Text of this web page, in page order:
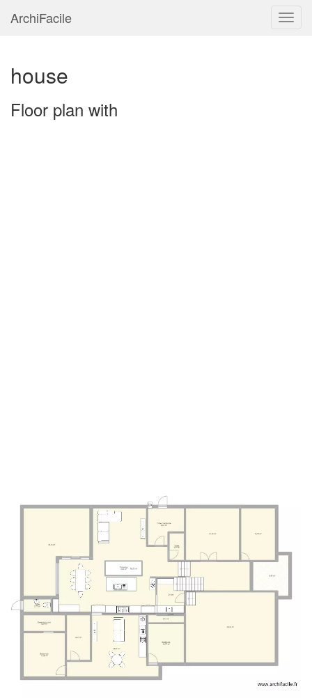
ArchiFacile
house
Floor plan with